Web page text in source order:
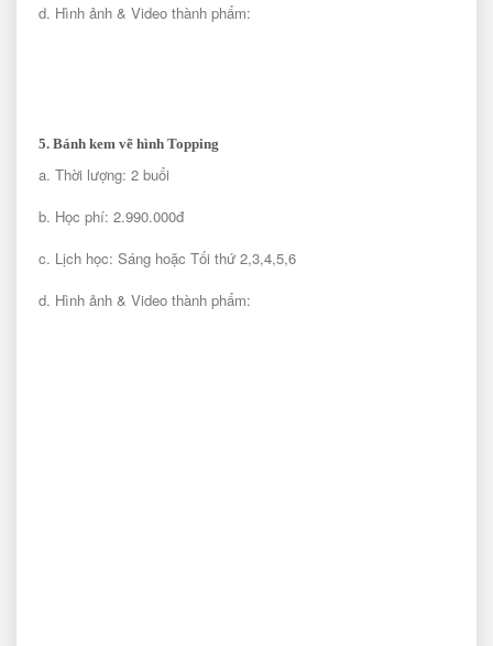
d. Hình ảnh & Video thành phẩm:
5. Bánh kem vẽ hình Topping
a. Thời lượng: 2 buổi
b. Học phí: 2.990.000đ
c. Lịch học: Sáng hoặc Tối thứ 2,3,4,5,6
d. Hình ảnh & Video thành phẩm: